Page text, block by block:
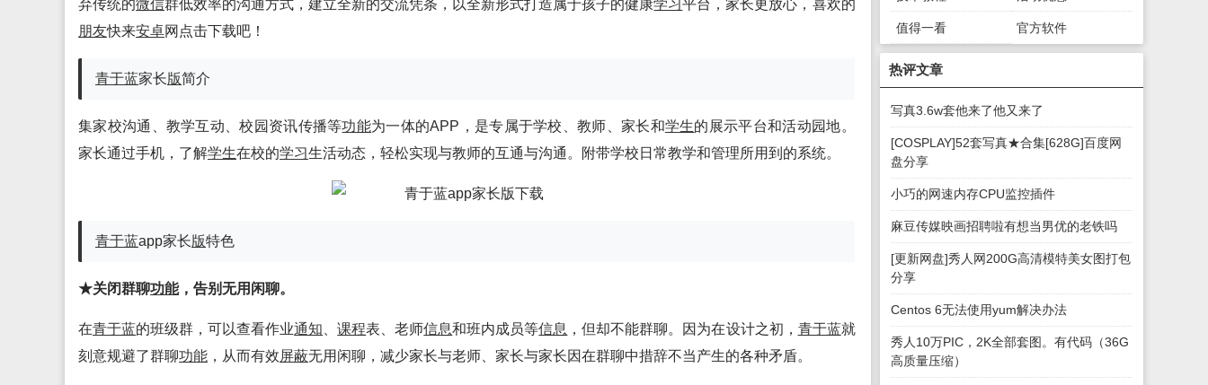
弃传统的微信群低效率的沟通方式，建立全新的交流凭条，以全新形式打造属于孩子的健康学习平台，家长更放心，喜欢的
朋友快来安卓网点击下载吧！
青于蓝家长版简介
集家校沟通、教学互动、校园资讯传播等功能为一体的APP，是专属于学校、教师、家长和学生的展示平台和活动园地。
家长通过手机，了解学生在校的学习生活动态，轻松实现与教师的互通与沟通。附带学校日常教学和管理所用到的系统。
青于蓝app家长版特色
★关闭群聊功能，告别无用闲聊。
在青于蓝的班级群，可以查看作业通知 、课程表、老师信息和班内成员等信息 ，但却不能群聊。因为在设计之初， 青于蓝就
刻意规避了群聊功能 ，从而有效屏蔽无用闲聊，减少家长与老师、家长与家长因在群聊中措辞不当产生的各种矛盾。
值得一看
绿色软件
官方软件
热评文章
写真3.6w套他来了他又来了
[COSPLAY]52套写真★合集[628G]百度网
盘分享
小巧的网速内存CPU监控插件
麻豆传媒映画招聘啦有想当男优的老铁吗
[更新网盘]秀人网200G高清模特美女图打包
分享
Centos 6无法使用yum解决办法
秀人10万PIC，2K全部套图。有代码（36G
高质量压缩）